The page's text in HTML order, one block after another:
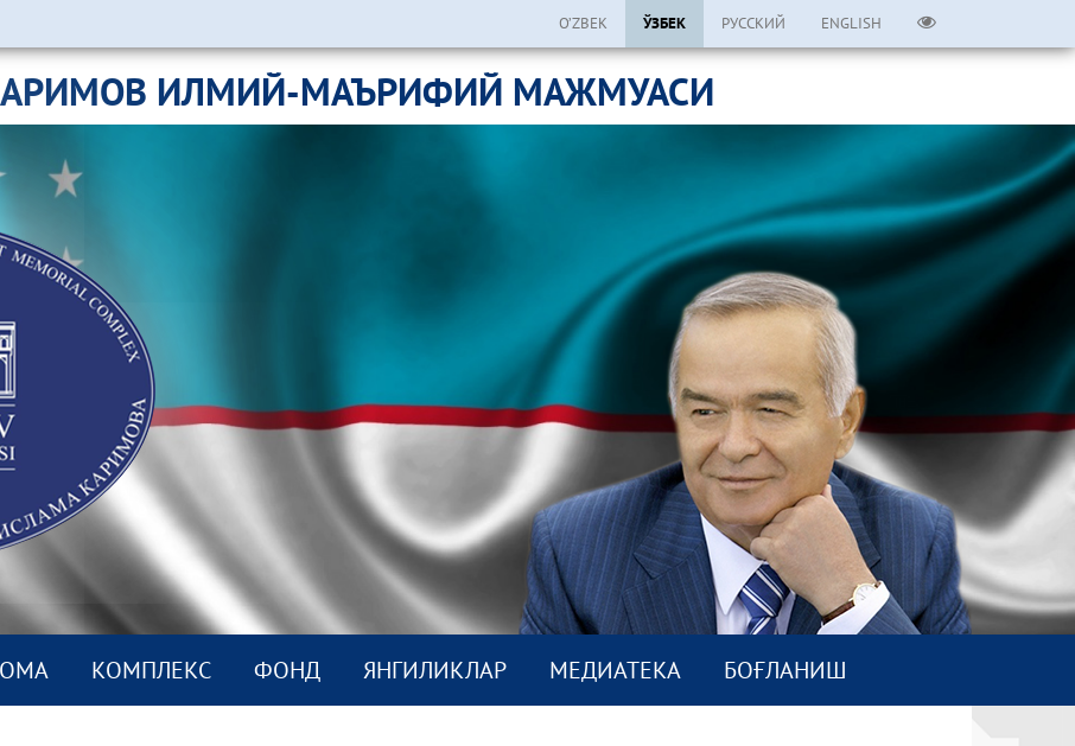
O’ZBEK ЎЗБЕК РУССКИЙ ENGLISH
ИЛМИЙ-МАЪРИФИЙ МАЖМУАСИ
КОМПЛEКС ФОНД ЯНГИЛИКЛАР МEДИАТEКА БОҒЛАНИШ